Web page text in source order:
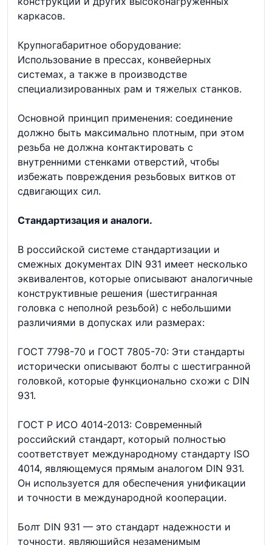
каркасов.
Крупногабаритное оборудование:
Использование в прессах, конвейерных
системах, а также в производстве
специализированных рам и тяжелых станков.
Основной принцип применения: соединение
должно быть максимально плотным, при этом
резьба не должна контактировать с
внутренними стенками отверстий, чтобы
избежать повреждения резьбовых витков от
сдвигающих сил.
Стандартизация и аналоги.
В российской системе стандартизации и
смежных документах DIN 931 имеет несколько
эквивалентов, которые описывают аналогичные
конструктивные решения (шестигранная
головка с неполной резьбой) с небольшими
различиями в допусках или размерах:
ГОСТ 7798-70 и ГОСТ 7805-70: Эти стандарты
исторически описывают болты с шестигранной
головкой, которые функционально схожи с DIN
931.
ГОСТ Р ИСО 4014-2013: Современный
российский стандарт, который полностью
соответствует международному стандарту ISO
4014, являющемуся прямым аналогом DIN 931.
Он используется для обеспечения унификации
и точности в международной кооперации.
Болт DIN 931 — это стандарт надежности и
точности, являющийся незаменимым